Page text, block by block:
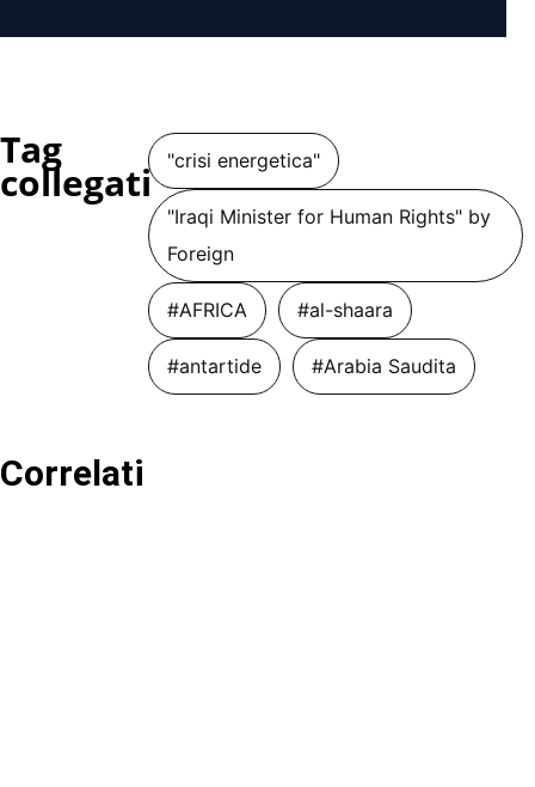
Tag
collegati "crisi energetica"
"Iraqi Minister for Human Rights" by
Foreign
#AFRICA #al-shaara
#antartide #Arabia Saudita
Correlati